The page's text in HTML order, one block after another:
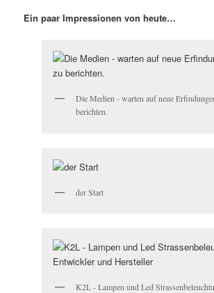
Ein paar Impressionen von heute…
Die Medien - warten auf neue
berichten.
der Start
K2L - Lampen und Led